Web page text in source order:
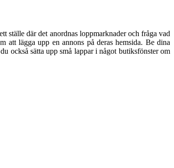
ställe där det anordnas loppmarknader och fråga vad
att lägga upp en annons på deras hemsida. Be dina
också sätta upp små lappar i något butiksfönster om